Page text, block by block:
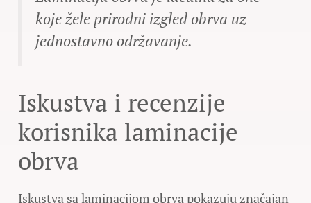
koje žele prirodni izgled obrva uz
jednostavno održavanje.
Iskustva i recenzije
korisnika laminacije
obrva
Iskustva sa laminacijom obrva pokazuju značajan